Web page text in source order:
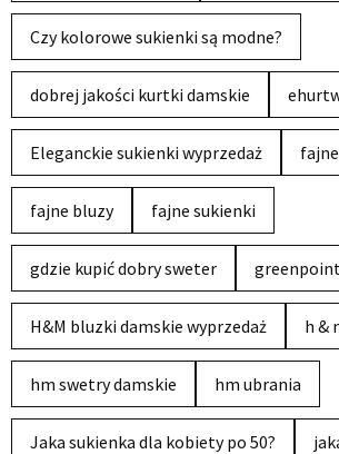
Czy kolorowe sukienki są modne?
dobrej jakości kurtki damskie
Eleganckie sukienki wyprzedaż
fajne bluzy fajne sukienki
gdzie kupić dobry sweter greenpoint
H&M bluzki damskie wyprzedaż h &
hm swetry damskie hm ubrania
Jaka sukienka dla kobiety po 50?